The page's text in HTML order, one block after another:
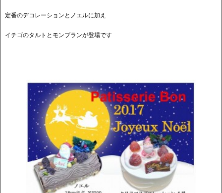
定番のデコレーションとノエルに加え
イチゴのタルトとモンブランが登場です